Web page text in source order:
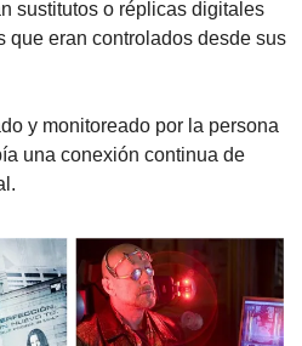
sustitutos o réplicas digitales
que eran controlados desde sus
y monitoreado por la persona
una conexión continua de